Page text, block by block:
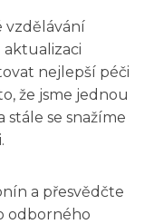
vzdělávání
nejlepší péči
že jsme jednou
se snažíme
a přesvědčte
odborného